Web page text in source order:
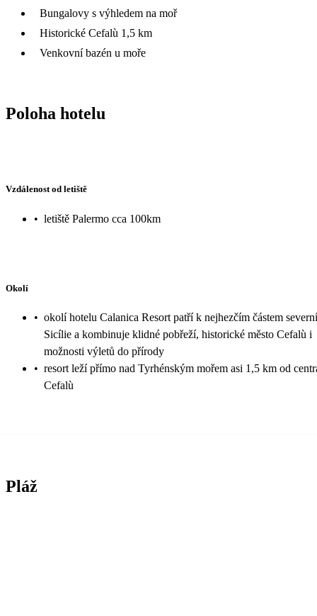
Bungalovy s výhledem na moř
Historické Cefalù 1,5 km
Venkovní bazén u moře
Poloha hotelu
Vzdálenost od letiště
• letiště Palermo cca 100km
Okolí
• okolí hotelu Calanica Resort patří k nejhezčím částem severní
Sicílie a kombinuje klidné pobřeží, historické město Cefalù i
možnosti výletů do přírody
• resort leží přímo nad Tyrhénským mořem asi 1,5 km od
Cefalù
Pláž